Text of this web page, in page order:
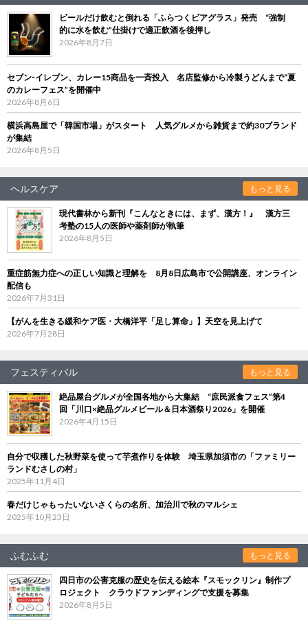
ビールだけ飲むと倒れる「ふらつくビアグラス」発売 “強制
的に水を飲む”仕掛けで適正飲酒を後押し
2026年8月7日
セブン‐イレブン、カレー15商品を一斉投入 名店監修から冷製うどんまで“夏
のカレーフェス”を開催中
2026年8月6日
横浜高島屋で「韓国市場」がスタート 人気グルメから雑貨まで約30ブランド
が集結
2026年8月5日
ヘルスケア もっと見る
現代書林から新刊『こんなときには、まず、漢方！』 漢方三
考塾の15人の医師や薬剤師が執筆
2026年8月5日
重症筋無力症への正しい知識と理解を 8月8日広島市で公開講座、オンライン
配信も
2026年7月31日
【がんを生きる緩和ケア医・大橋洋平「足し算命」】天空を見上げて
2026年7月28日
フェスティバル もっと見る
絶品屋台グルメが全国各地から大集結 “庶民派食フェス”第4
回「川口×絶品グルメビール＆日本酒祭り2026」を開催
2026年4月15日
自分で収穫した秋野菜を使って芋煮作りを体験 埼玉県加須市の「ファミリー
ランドむさしの村」
2025年11月4日
春だけじゃもったいないさくらの名所、加治川で秋のマルシェ
2025年10月23日
ふむふむ もっと見る
四日市の公害克服の歴史を伝える絵本『スモックリン』制作プ
ロジェクト クラウドファンディングで支援を募集
2026年8月5日